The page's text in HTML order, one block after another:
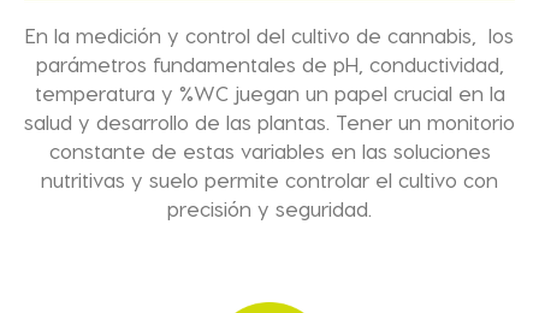
En la medición y control del cultivo de cannabis, los
parámetros fundamentales de pH, conductividad,
temperatura y %WC juegan un papel crucial en la
salud y desarrollo de las plantas. Tener un monitorio
constante de estas variables en las soluciones
nutritivas y suelo permite controlar el cultivo con
precisión y seguridad.